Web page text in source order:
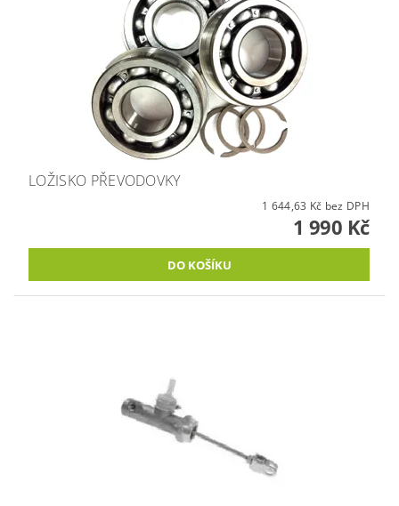
LOŽISKO PŘEVODOVKY
1 644,63 Kč bez DPH
1 990 Kč